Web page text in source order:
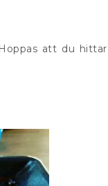
att du hittar